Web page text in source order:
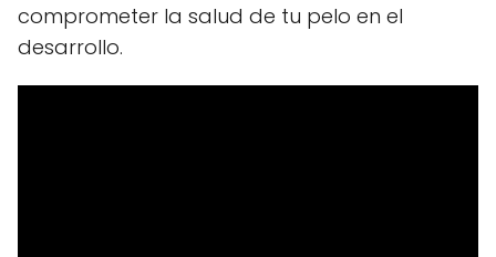
comprometer la salud de tu pelo en el
desarrollo.